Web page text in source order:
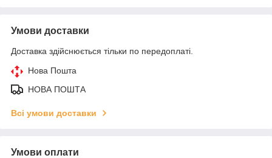
Умови доставки
Доставка здійснюється тільки по передоплаті.
Нова Пошта
НОВА ПОШТА
Всі умови доставки
Умови оплати